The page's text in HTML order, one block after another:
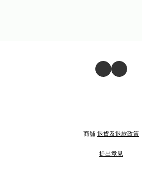
商舖 退貨及退款政策
提出意見